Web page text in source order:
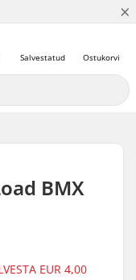
×
Ostukorvi
Salvestatud
BMX
EUR 4,00